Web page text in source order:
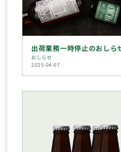
出荷業務一時停止のおしら
おしらせ
2025-04-07